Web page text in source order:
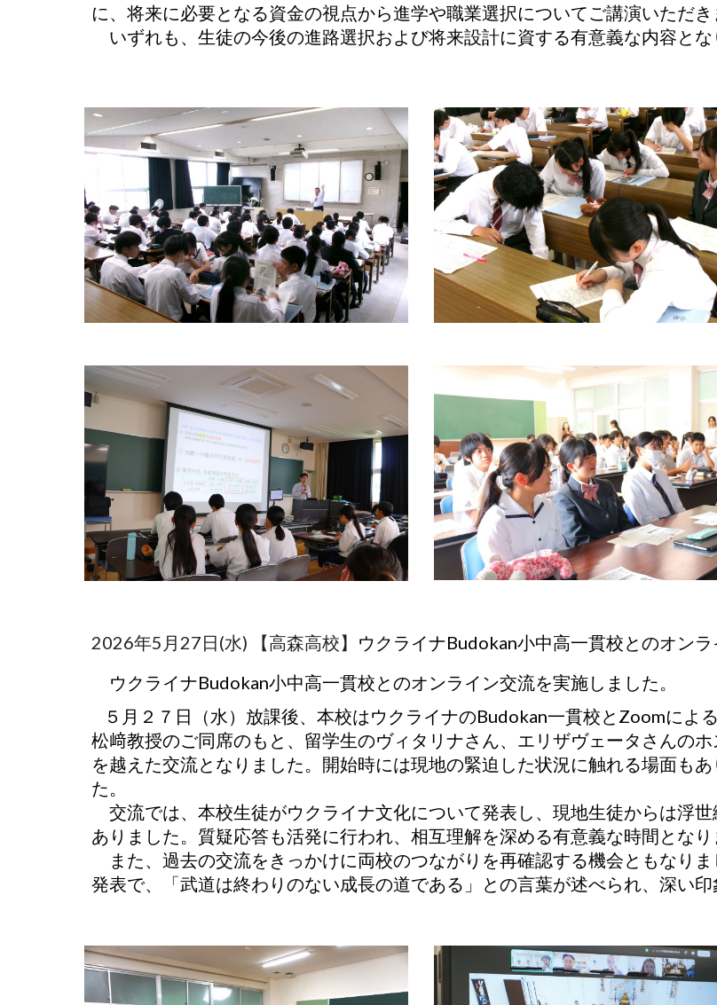
に、将来に必要となる資金の視点から進学や職業選択についてご講演いただき
いずれも、生徒の今後の進路選択および将来設計に資する有意義な内容とな
2026年5月27日(水) 【高森高校】 ウクライナBudokan小中高一貫校とのオン
ウクライナBudokan小中高一貫校とのオンライン交流を実施しました。
５月２７日（水）放課後、本校はウクライナのBudokan一貫校とZoomによ
松﨑教授のご同席のもと、留学生のヴィタリナさん、エリザヴェータさんの
を越えた交流となりました。開始時には現地の緊迫した状況に触れる場面も
た。
交流では、本校生徒がウクライナ文化について発表し、現地生徒からは浮
ありました。質疑応答も活発に行われ、相互理解を深める有意義な時間となり
また、過去の交流をきっかけに両校のつながりを再確認する機会ともなり
発表で、「武道は終わりのない成長の道である」との言葉が述べられ、深い印